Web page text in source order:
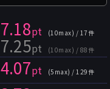
7.18pt (10max) / 17件
7.25pt (10max) / 88件
4.07pt (5max) / 129件